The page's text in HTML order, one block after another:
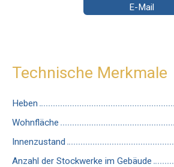
E-Mail
Technische Merkmale
Heben
Wohnfläche
Innenzustand
Anzahl der Stockwerke im Gebäude